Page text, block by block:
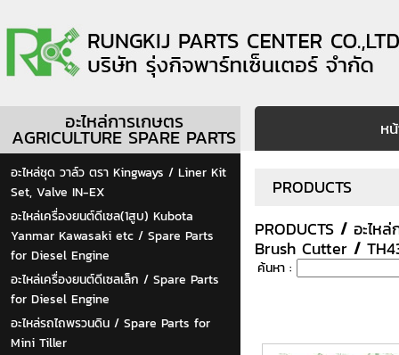
อะไหล่การเกษตร
AGRICULTURE SPARE PARTS
อะไหล่ชุด วาล์ว ตรา Kingways / Liner Kit
Set, Valve IN-EX
อะไหล่เครื่องยนต์ดีเซล(1สูบ) Kubota
Yanmar Kawasaki etc / Spare Parts
for Diesel Engine
อะไหล่เครื่องยนต์ดีเซลเล็ก / Spare Parts
for Diesel Engine
อะไหล่รถไถพรวนดิน / Spare Parts for
Mini Tiller
ห
PRODUCTS
PRODUCTS / อะไหล่
Brush Cutter /
ค้นหา :